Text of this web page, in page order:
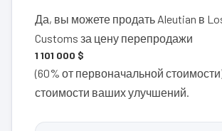
Да, вы можете продать Aleutian в
Customs за цену перепродажи
1 101 000 $
(60% от первоначальной
стоимости ваших улучшений.